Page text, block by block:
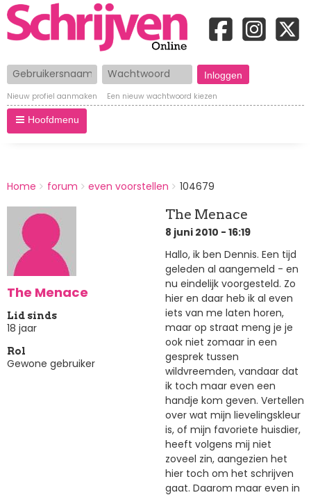
Gebruikersnaam Wachtwoord
Nieuw profiel aanmaken Een nieuw wachtwoord kiezen
Hoofdmenu
BREADCRUMBS
You
here:
Home forum even voorstellen 104679
The Menace
Lid sinds
18 jaar
Rol
Gewone gebruiker
The Menace
8 juni 2010 - 16:19
Hallo, ik ben Dennis. Een tijd
geleden al aangemeld - en
nu eindelijk voorgesteld. Zo
hier en daar heb ik al even
iets van me laten horen,
maar op straat meng je je
ook niet zomaar in een
gesprek tussen
wildvreemden, vandaar dat
ik toch maar even een
handje kom geven. Vertellen
over wat mijn lievelingskleur
is, of mijn favoriete huisdier,
heeft volgens mij niet
zoveel zin, aangezien het
hier toch om het schrijven
gaat. Daarom maar even in